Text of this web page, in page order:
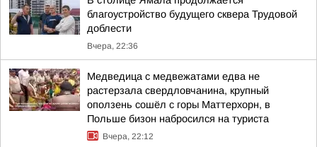
благоустройство будущего сквера Трудовой
доблести
Вчера, 22:36
Медведица с медвежатами едва не
растерзала свердловчанина, крупный
оползень сошёл с горы Маттерхорн, в
Польше бизон набросился на туриста
Вчера, 22:12